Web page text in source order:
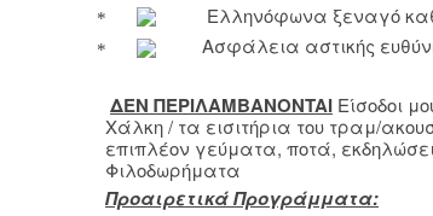
Ελληνόφωνα ξεναγό
Ασφάλεια αστικής
ΔΕΝ ΠΕΡΙΛΑΜΒΑΝONTAI Είσοδοι
Χάλκη / τα εισιτήρια του τραμ/
επιπλέον γεύματα, ποτά,
Φιλοδωρήματα
Προαιρετικά Προγράμματα: